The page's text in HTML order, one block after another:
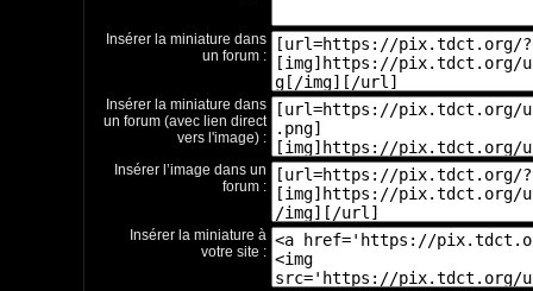
Insérer la miniature dans
un forum :
Insérer la miniature dans
un forum (avec lien direct
vers l'image) :
Insérer l’image dans un
forum :
Insérer la miniature à
votre site :